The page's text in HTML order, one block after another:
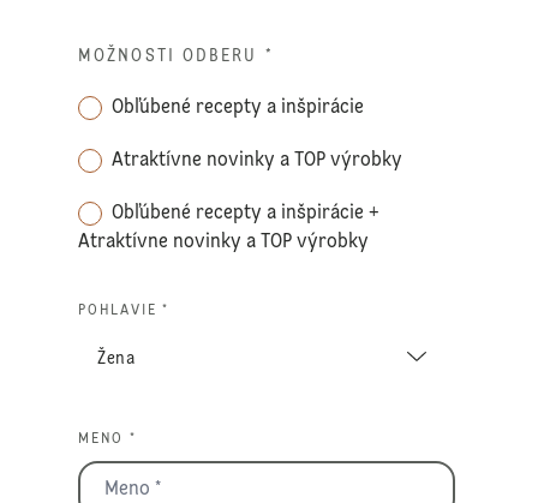
MOŽNOSTI ODBERU *
Obľúbené recepty a inšpirácie
Atraktívne novinky a TOP výrobky
Obľúbené recepty a inšpirácie +
Atraktívne novinky a TOP výrobky
POHLAVIE *
MENO *